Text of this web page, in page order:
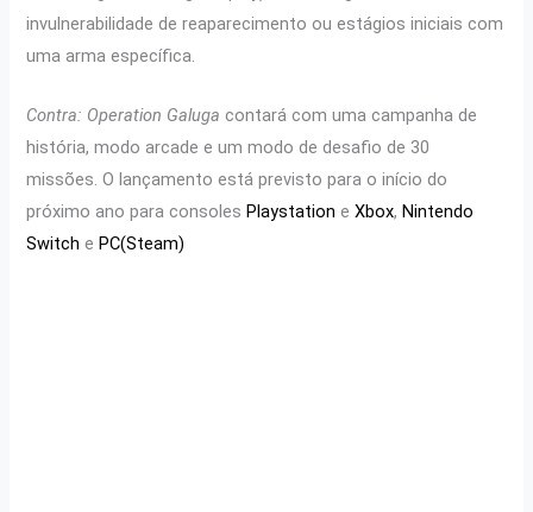
invulnerabilidade de reaparecimento ou estágios iniciais com
uma arma específica.
Contra: Operation Galuga contará com uma campanha de
história, modo arcade e um modo de desafio de 30
missões. O lançamento está previsto para o início do
próximo ano para consolesPlaystationeXbox,Nintendo
Switch ePC(Steam)